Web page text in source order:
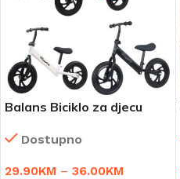
Balans Biciklo za djecu
Dostupno
29.90KM – 36.00KM